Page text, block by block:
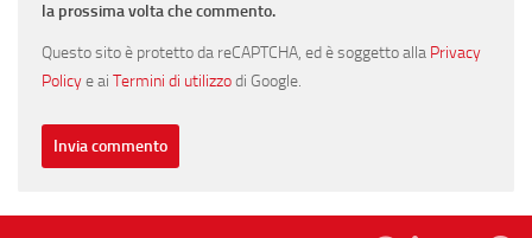
la prossima volta che commento.
Questo sito è protetto da reCAPTCHA, ed è soggetto alla Privacy
Policye ai Termini di utilizzodi Google.